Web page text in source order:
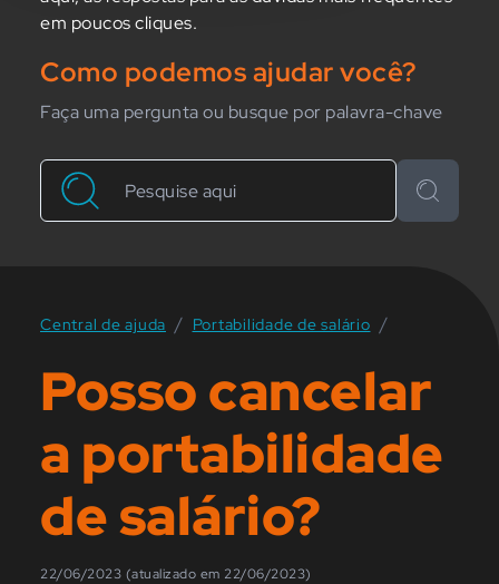
em poucos cliques.
Como podemos ajudar você?
Faça uma pergunta ou busque por palavra-chave
Buscar
Central de ajuda / Portabilidade de salário /
Posso cancelar
a portabilidade
de salário?
22/06/2023 (atualizado em 22/06/2023)